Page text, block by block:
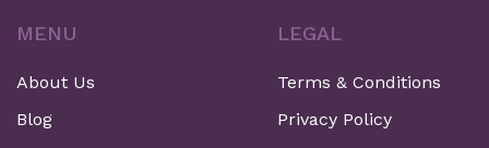
MENU
About Us
Blog
LEGAL
Terms & Conditions
Privacy Policy